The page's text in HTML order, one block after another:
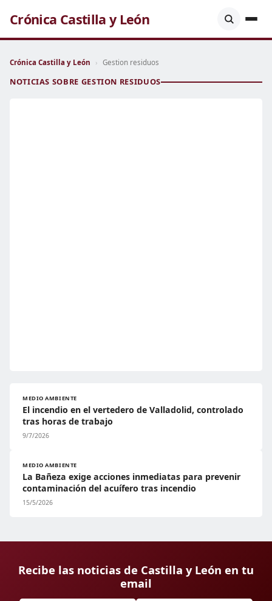
Crónica Castilla y León
Crónica Castilla y León › Gestion residuos
NOTICIAS SOBRE GESTION RESIDUOS
MEDIO AMBIENTE
El incendio en el vertedero de Valladolid, controlado
tras horas de trabajo
9/7/2026
MEDIO AMBIENTE
La Bañeza exige acciones inmediatas para prevenir
contaminación del acuífero tras incendio
15/5/2026
Recibe las noticias de Castilla y León en tu
email